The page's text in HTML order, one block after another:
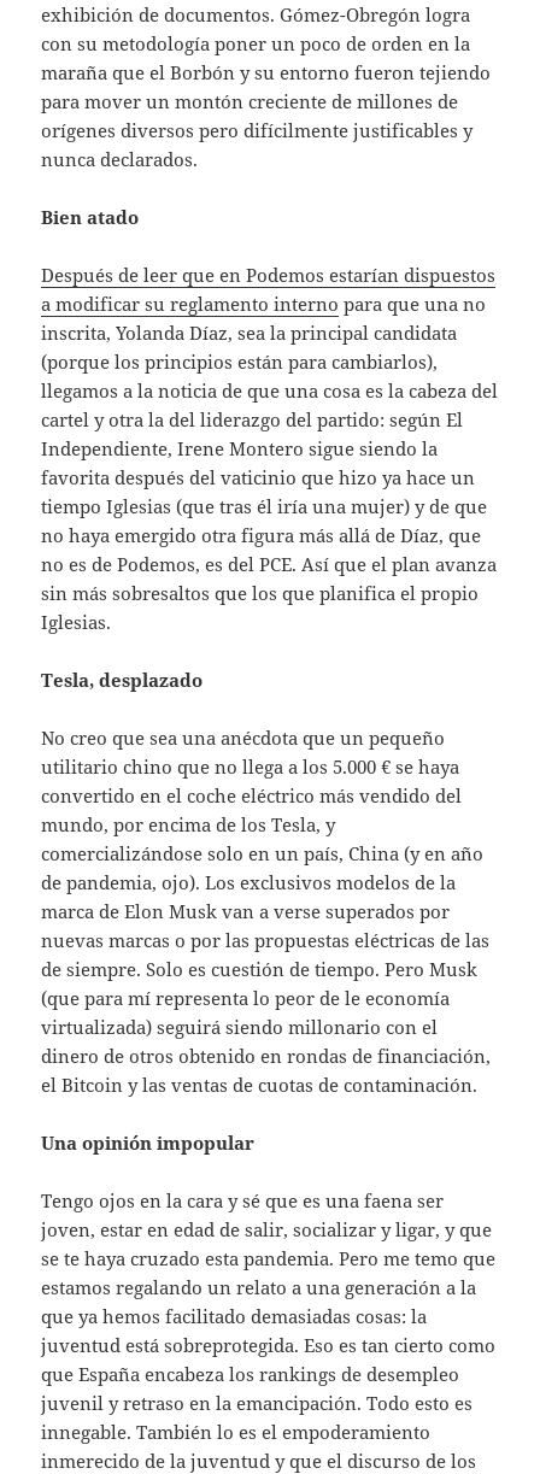
exhibición de documentos. Gómez-Obregón logra
con su metodología poner un poco de orden en la
maraña que el Borbón y su entorno fueron tejiendo
para mover un montón creciente de millones de
orígenes diversos pero difícilmente justificables y
nunca declarados.
Bien atado
Después de leer que en Podemos estarían dispuestos
a modificar su reglamento interno para que una no
inscrita, Yolanda Díaz, sea la principal candidata
(porque los principios están para cambiarlos),
llegamos a la noticia de que una cosa es la cabeza del
cartel y otra la del liderazgo del partido: según El
Independiente, Irene Montero sigue siendo la
favorita después del vaticinio que hizo ya hace un
tiempo Iglesias (que tras él iría una mujer) y de que
no haya emergido otra figura más allá de Díaz, que
no es de Podemos, es del PCE. Así que el plan avanza
sin más sobresaltos que los que planifica el propio
Iglesias.
Tesla, desplazado
No creo que sea una anécdota que un pequeño
utilitario chino que no llega a los 5.000 € se haya
convertido en el coche eléctrico más vendido del
mundo, por encima de los Tesla, y
comercializándose solo en un país, China (y en año
de pandemia, ojo). Los exclusivos modelos de la
marca de Elon Musk van a verse superados por
nuevas marcas o por las propuestas eléctricas de las
de siempre. Solo es cuestión de tiempo. Pero Musk
(que para mí representa lo peor de le economía
virtualizada) seguirá siendo millonario con el
dinero de otros obtenido en rondas de financiación,
el Bitcoin y las ventas de cuotas de contaminación.
Una opinión impopular
Tengo ojos en la cara y sé que es una faena ser
joven, estar en edad de salir, socializar y ligar, y que
se te haya cruzado esta pandemia. Pero me temo que
estamos regalando un relato a una generación a la
que ya hemos facilitado demasiadas cosas: la
juventud está sobreprotegida. Eso es tan cierto como
que España encabeza los rankings de desempleo
juvenil y retraso en la emancipación. Todo esto es
innegable. También lo es el empoderamiento
inmerecido de la juventud y que el discurso de los